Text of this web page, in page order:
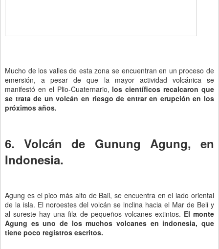
Mucho de los valles de esta zona se encuentran en un proceso de
emersión, a pesar de que la mayor actividad volcánica se
manifestó en el Plio-Cuaternario, los científicos recalcaron que
se trata de un volcán en riesgo de entrar en erupción en los
próximos años.
6. Volcán de Gunung Agung, en
Indonesia.
Agung es el pico más alto de Bali, se encuentra en el lado oriental
de la isla. El noroestes del volcán se inclina hacia el Mar de Beli y
al sureste hay una fila de pequeños volcanes extintos. El monte
Agung es uno de los muchos volcanes en indonesia, que
tiene poco registros escritos.